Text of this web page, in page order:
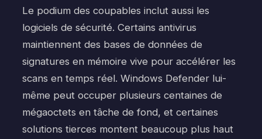
Le podium des coupables inclut aussi les
logiciels de sécurité. Certains antivirus
maintiennent des bases de données de
signatures en mémoire vive pour accélérer les
scans en temps réel. Windows Defender lui-
même peut occuper plusieurs centaines de
mégaoctets en tâche de fond, et certaines
solutions tierces montent beaucoup plus haut